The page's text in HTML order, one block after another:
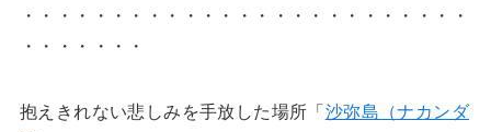
・・・・・・・・・・・・・・・・・・・・・・・・・
・・・・・・・
抱えきれない悲しみを手放した場所「沙弥島（ナカンダ